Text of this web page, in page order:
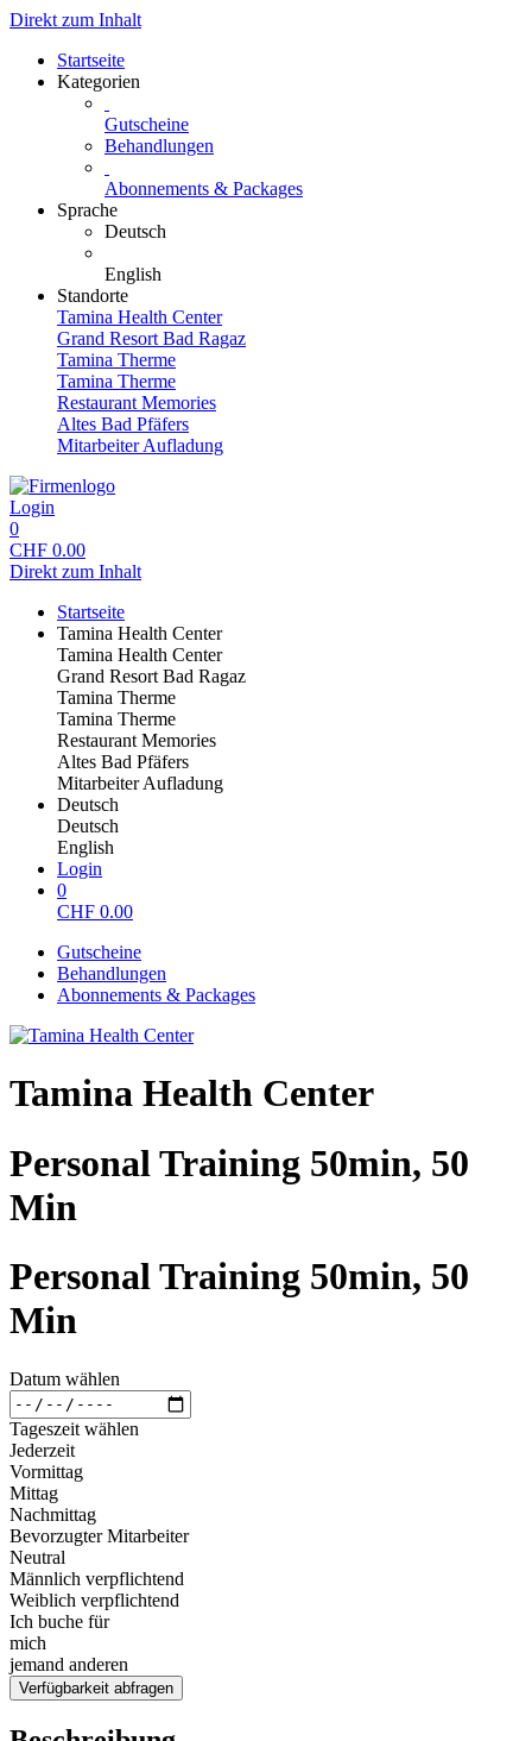
Direkt zum Inhalt
Startseite
Kategorien
Gutscheine
Behandlungen
Abonnements & Packages
Sprache
Deutsch
English
Standorte
Tamina Health Center
Grand Resort Bad Ragaz
Tamina Therme
Tamina Therme
Restaurant Memories
Altes Bad Pfäfers
Mitarbeiter Aufladung
Login
0
CHF 0.00
Direkt zum Inhalt
Startseite
Tamina Health Center
Tamina Health Center
Grand Resort Bad Ragaz
Tamina Therme
Tamina Therme
Restaurant Memories
Altes Bad Pfäfers
Mitarbeiter Aufladung
Deutsch
Deutsch
English
Login
0
CHF 0.00
Gutscheine
Behandlungen
Abonnements & Packages
Tamina Health Center
Personal Training 50min, 50
Min
Personal Training 50min, 50
Min
Datum wählen
Tageszeit wählen
Jederzeit
Vormittag
Mittag
Nachmittag
Bevorzugter Mitarbeiter
Neutral
Männlich verpflichtend
Weiblich verpflichtend
Ich buche für
mich
jemand anderen
Verfügbarkeit abfragen